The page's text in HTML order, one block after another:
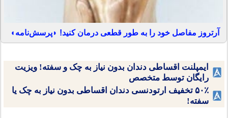
آرتروز مفاصل خود را به طور قطعی درمان کنید! ◗پرسش‌نامه◖
ایمپلنت اقساطی دندان بدون نیاز به چک و سفته! ویزیت
رایگان توسط متخصص
۵۰٪ تخفیف ارتودنسی دندان اقساطی بدون نیاز به چک یا
سفته!